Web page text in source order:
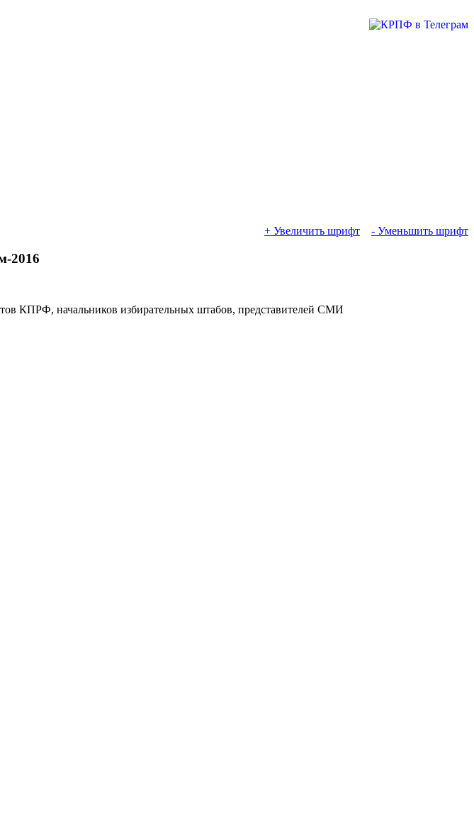
+ Увеличить шрифт - Уменьшить шрифт
2016
КПРФ, начальников избирательных штабов, представителей СМИ